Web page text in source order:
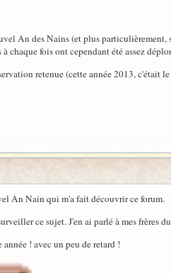
An des Nains (et plus
chaque fois ont cependant été assez
retenue (cette année 2013, c'était
An Nain qui m'a fait découvrir ce forum.
ce sujet. J'en ai parlé à mes frères
! avec un peu de retard !